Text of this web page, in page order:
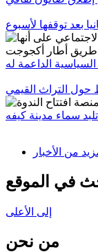
بعد توقفها لأسبوع
الداعمة له
حول التراث القيمي
سماء مدينة كيفه
في الموقع
إلى الأعلى
من نحن